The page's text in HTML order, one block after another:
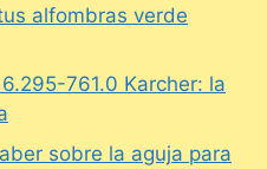
alfombras verde
761.0 Karcher: la
sobre la aguja para